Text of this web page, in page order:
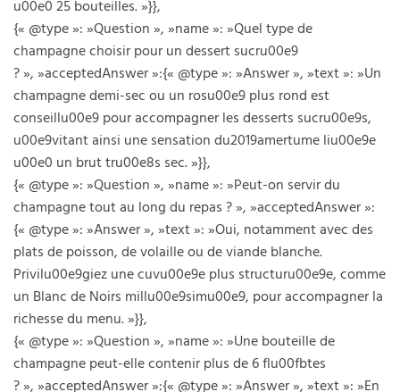
u00e0 25 bouteilles. »}},
{« @type »: »Question », »name »: »Quel type de
champagne choisir pour un dessert sucru00e9
? », »acceptedAnswer »:{« @type »: »Answer », »text »: »Un
champagne demi-sec ou un rosu00e9 plus rond est
conseillu00e9 pour accompagner les desserts sucru00e9s,
u00e9vitant ainsi une sensation du2019amertume liu00e9e
u00e0 un brut tru00e8s sec. »}},
{« @type »: »Question », »name »: »Peut-on servir du
champagne tout au long du repas ? », »acceptedAnswer »:
{« @type »: »Answer », »text »: »Oui, notamment avec des
plats de poisson, de volaille ou de viande blanche.
Privilu00e9giez une cuvu00e9e plus structuru00e9e, comme
un Blanc de Noirs millu00e9simu00e9, pour accompagner la
richesse du menu. »}},
{« @type »: »Question », »name »: »Une bouteille de
champagne peut-elle contenir plus de 6 flu00fbtes
? », »acceptedAnswer »:{« @type »: »Answer », »text »: »En